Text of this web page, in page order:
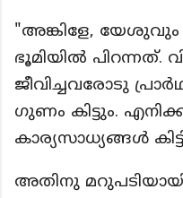
"അങ്കിളേ,
ഭൂമിയിൽ പിറന്നത്.
ജീവിച്ചവരോടു
ഗുണം കിട്ടും.
കാര്യസാധ്യങ്ങൾ
അതിനു